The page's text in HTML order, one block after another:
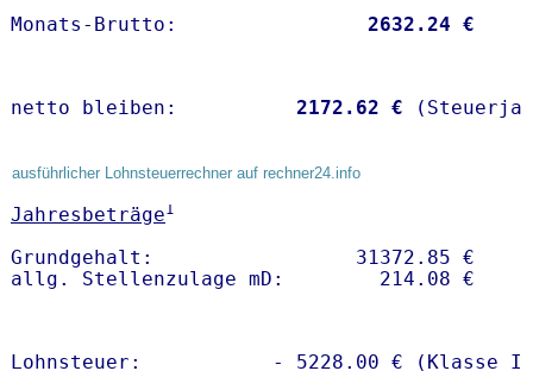
Monats-Brutto: 2632.24 €
netto bleiben: 2172.62 €
ausführlicher Lohnsteuerrechner auf rechner24.info
Jahresbeträge1
Grundgehalt:                 31372.85 €
Lohnsteuer:           - 5228.00 € (Klasse I)